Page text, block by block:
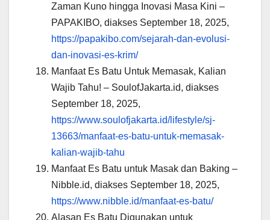
Zaman Kuno hingga Inovasi Masa Kini –
PAPAKIBO, diakses September 18, 2025,
https://papakibo.com/sejarah-dan-evolusi-
dan-inovasi-es-krim/
Manfaat Es Batu Untuk Memasak, Kalian
Wajib Tahu! – SoulofJakarta.id, diakses
September 18, 2025,
https://www.soulofjakarta.id/lifestyle/sj-
13663/manfaat-es-batu-untuk-memasak-
kalian-wajib-tahu
Manfaat Es Batu untuk Masak dan Baking –
Nibble.id, diakses September 18, 2025,
https://www.nibble.id/manfaat-es-batu/
Alasan Es Batu Digunakan untuk